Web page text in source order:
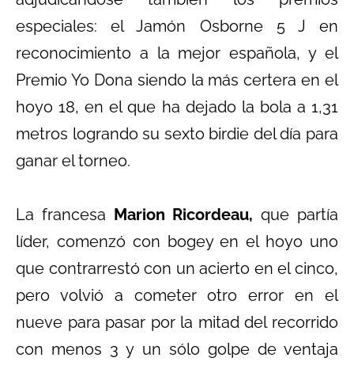
especiales: el Jamón Osborne 5 J en
reconocimiento a la mejor española, y el
Premio Yo Dona siendo la más certera en el
hoyo 18, en el que ha dejado la bola a 1,31
metros logrando su sexto birdie del día para
ganar el torneo.
La francesa Marion Ricordeau, que partía
líder, comenzó con bogey en el hoyo uno
que contrarrestó con un acierto en el cinco,
pero volvió a cometer otro error en el
nueve para pasar por la mitad del recorrido
con menos 3 y un sólo golpe de ventaja